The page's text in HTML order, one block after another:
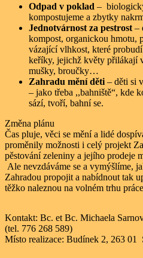
Odpad v poklad –
kompostujeme a zbytky
Jednotvárnost za pestrost –
kompost, organickou hmotu,
vázající vlhkost, které
keříky, jejichž květy přilákají
mušky, broučky…
Zahradu mění děti – děti si
– jako třeba ,,bahniště“, kde
sází, tvoří, bahní se.
Změna plánu
Čas pluje, věci se mění a lidé
proměnily možnosti i celý projekt
pěstování zeleniny a jejího prodeje
Ale nevzdáváme se a vymýšlíme,
Zahradou propojit a nabídnout tak
těžko naleznou na volném trhu
Kontakt: Bc. et Bc. Michaela
(tel. 776 268 589)
Místo realizace: Budínek 2, 263 01